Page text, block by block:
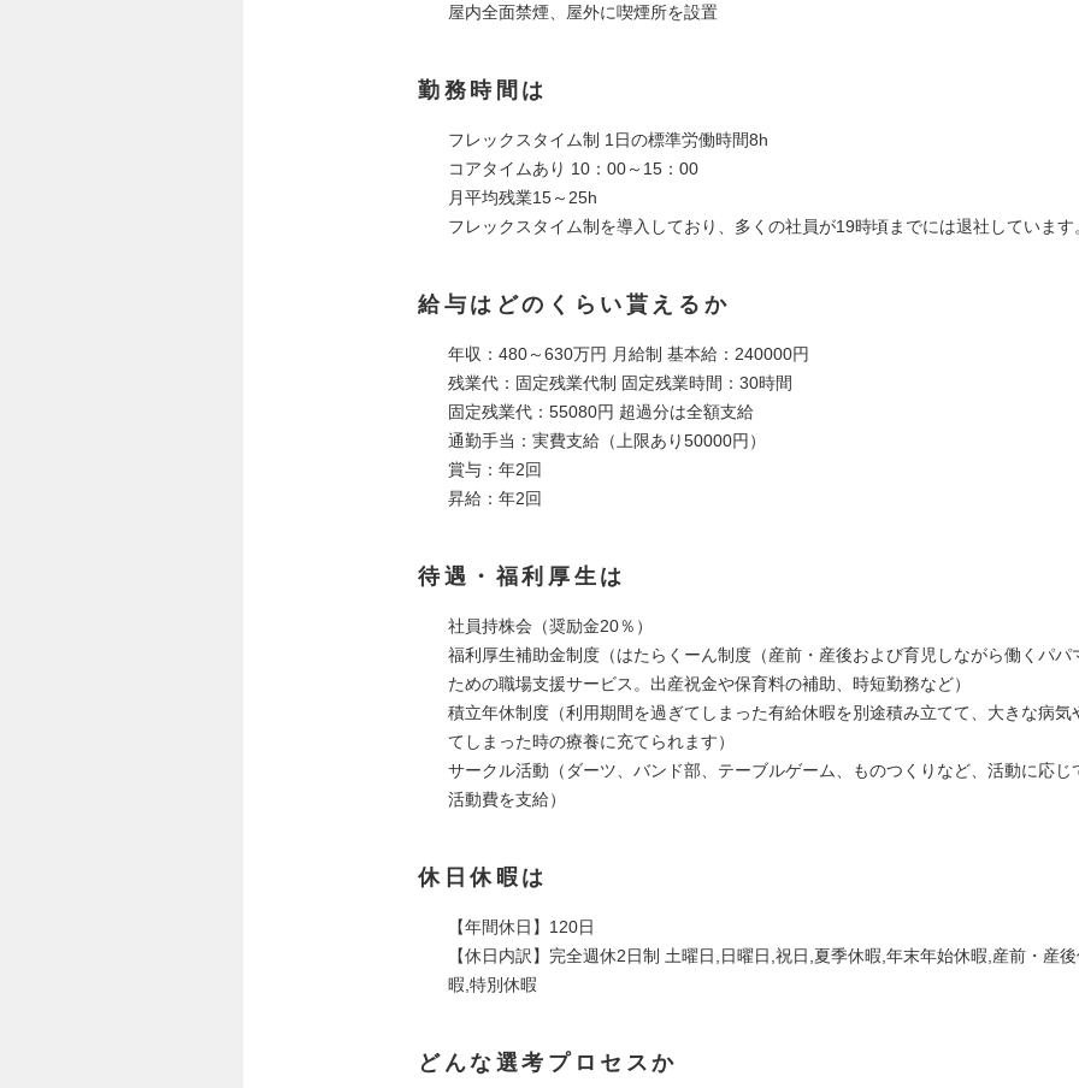
屋内全面禁煙、屋外に喫煙所を設置
勤務時間は
フレックスタイム制 1日の標準労働時間8h
コアタイムあり 10：00～15：00
月平均残業15～25h
フレックスタイム制を導入しており、多くの社員が19時頃までには退社しています
給与はどのくらい貰えるか
年収：480～630万円 月給制 基本給：240000円
残業代：固定残業代制 固定残業時間：30時間
固定残業代：55080円 超過分は全額支給
通勤手当：実費支給（上限あり50000円）
賞与：年2回
昇給：年2回
待遇・福利厚生は
社員持株会（奨励金20％）
福利厚生補助金制度（はたらくーん制度（産前・産後および育児しながら働くパパ
ための職場支援サービス。出産祝金や保育料の補助、時短勤務など）
積立年休制度（利用期間を過ぎてしまった有給休暇を別途積み立てて、大きな病気
てしまった時の療養に充てられます）
サークル活動（ダーツ、バンド部、テーブルゲーム、ものつくりなど、活動に応じ
活動費を支給）
休日休暇は
【年間休日】120日
【休日内訳】完全週休2日制 土曜日,日曜日,祝日,夏季休暇,年末年始休暇,産前・産
暇,特別休暇
どんな選考プロセスか